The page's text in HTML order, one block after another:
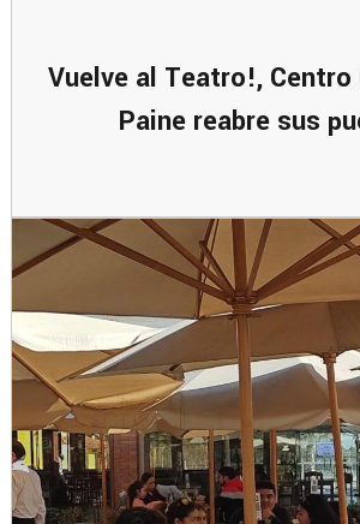
Vuelve al Teatro!,
Paine reabre sus